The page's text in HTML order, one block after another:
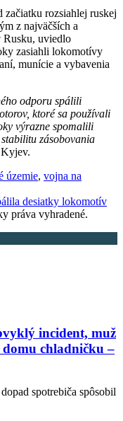
rozsiahlej ruskej
z najväčších a
Rusku, uviedlo
zasiahli lokomotívy
munície a vybavenia
odporu spálili
ktoré sa používali
výrazne spomalili
zásobovania
územie, vojna na
desiatky lokomotív
práva vyhradené.
incident, muž
domu chladničku –
spotrebiča spôsobil